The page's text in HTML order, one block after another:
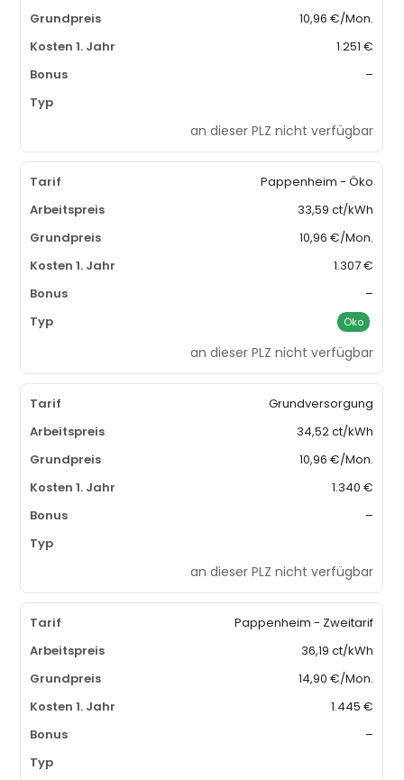
10,96 €/Mon.
1.251 €
–
an dieser PLZ nicht verfügbar
Pappenheim - Öko
33,59 ct/kWh
10,96 €/Mon.
1.307 €
–
Öko
an dieser PLZ nicht verfügbar
Grundversorgung
34,52 ct/kWh
10,96 €/Mon.
1.340 €
–
an dieser PLZ nicht verfügbar
Pappenheim - Zweitarif
36,19 ct/kWh
14,90 €/Mon.
1.445 €
–